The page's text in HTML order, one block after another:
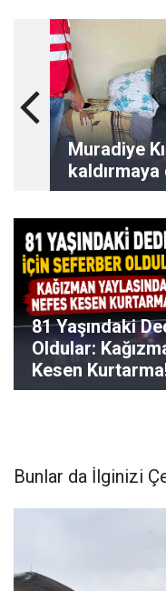
Muradiye
81 Yaşındaki
Oldular:
Kesen
Bunlar da İlginizi